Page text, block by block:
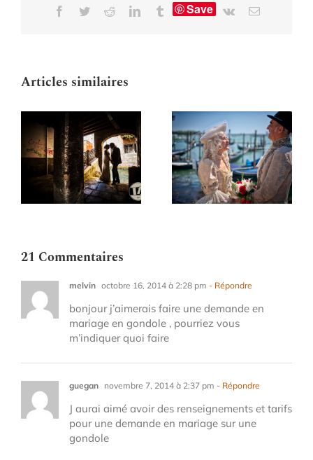
Facebook
TwitterRedditLinkedInTumblrSave Vk Email
Articles similaires
Anniversaire de
mariage à Venise
21 Commentaires
melvin octobre 16, 2014 à 2:28 pm - Répondre
bonjour j’aimerais faire une demande en
mariage en gondole , pourriez vous
m’indiquer quoi faire
guegan novembre 7, 2014 à 2:37 pm - Répondre
J aurai aimé avoir des renseignements et tarifs
pour une demande en mariage sur une
gondole